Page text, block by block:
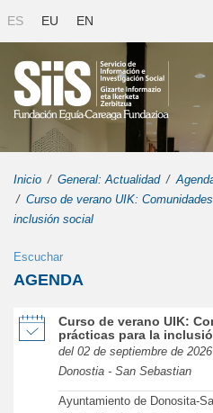
ES EU EN
Inicio General: Actualidad
Curso de verano UIK:
inclusión social
Escuchar
AGENDA
Curso de verano UIK:
prácticas para la
del 02 de septiembre de
Donostia - San Sebastian
Ayuntamiento de Donosita-
de Curso de verano UIK: